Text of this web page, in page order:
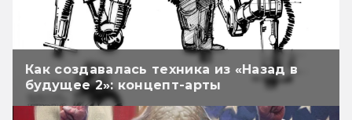
Как создавалась техника из «Назад в
будущее 2»: концепт-арты